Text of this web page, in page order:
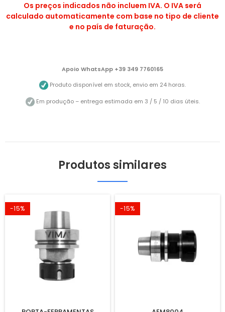
Os preços indicados não incluem IVA. O IVA será
calculado automaticamente com base no tipo de cliente
e no país de faturação.
Apoio WhatsApp +39 349 7760165
Produto disponível em stock, envio em 24 horas.
Em produção – entrega estimada em 3 / 5 / 10 dias úteis.
Produtos similares
-15% -15%